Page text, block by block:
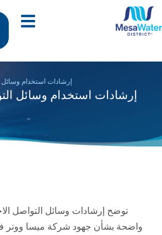
افتح قائمة
إرشادات استخدام وسائل
إرشادات استخدام وسائل
توضح إرشادات وسائل التواصل
واضحة بشأن جهود شركة ميسا ووتر